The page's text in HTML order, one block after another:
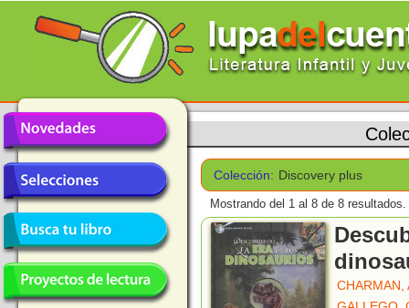
Colección: Discovery plus
Mostrando del 1 al 8 de 8 resultados.
CHARMAN,